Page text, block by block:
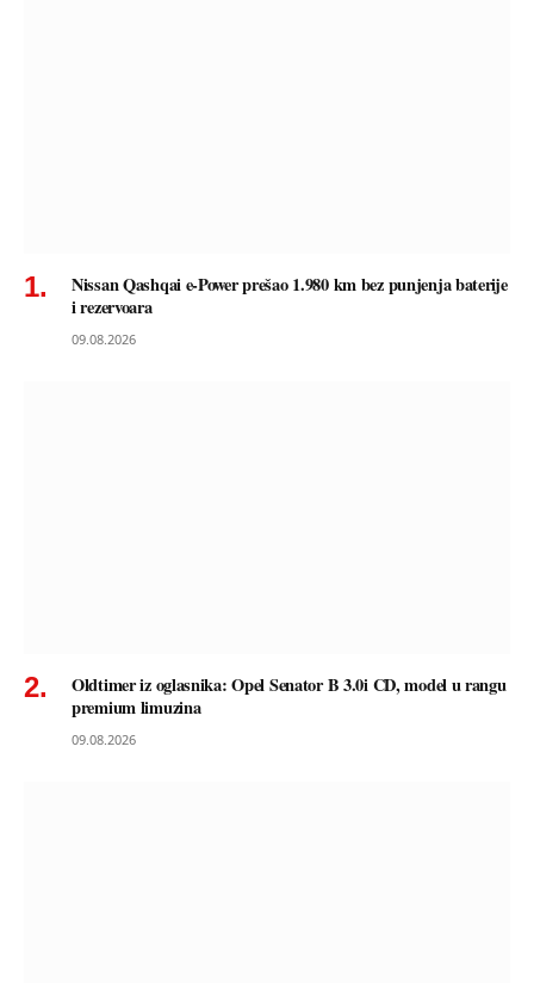
Nissan Qashqai e-Power prešao 1.980 km bez punjenja baterije
i rezervoara
09.08.2026
Oldtimer iz oglasnika: Opel Senator B 3.0i CD, model u rangu
premium limuzina
09.08.2026